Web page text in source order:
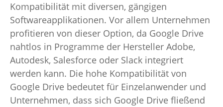
Kompatibilität mit diversen, gängigen
Softwareapplikationen. Vor allem Unternehmen
profitieren von dieser Option, da Google Drive
nahtlos in Programme der Hersteller Adobe,
Autodesk, Salesforce oder Slack integriert
werden kann. Die hohe Kompatibilität von
Google Drive bedeutet für Einzelanwender und
Unternehmen, dass sich Google Drive fließend